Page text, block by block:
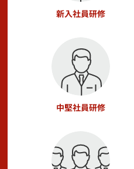
新入社員研修
中堅社員研修